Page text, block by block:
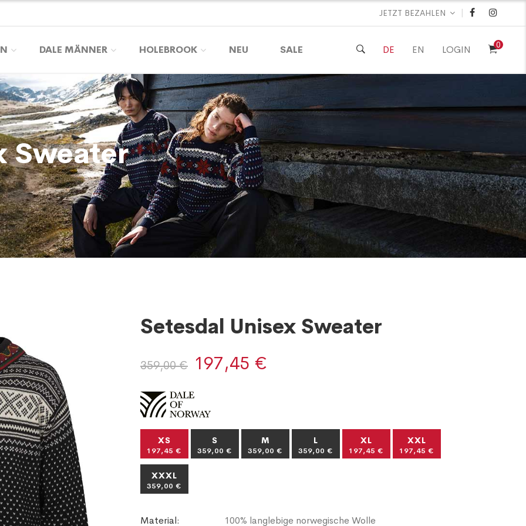
JETZT BEZAHLEN |
DALE MÄNNER HOLEBROOK NEU SALE DE EN LOGIN 0
Sweater
Setesdal Unisex Sweater
359,00 € 197,45 €
XS
197,45 €
S
359,00 €
M
359,00 €
L
359,00 €
XL
197,45 €
XXL
197,45 €
XXXL
359,00 €
Material: 100% langlebige norwegische Wolle